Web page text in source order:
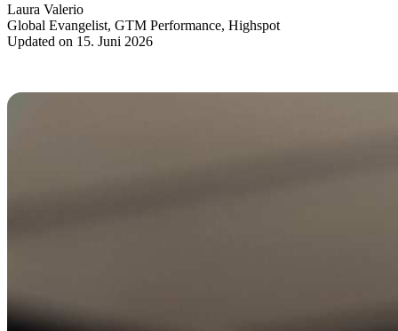
Laura Valerio
Global Evangelist, GTM Performance, Highspot
Updated on 15. Juni 2026